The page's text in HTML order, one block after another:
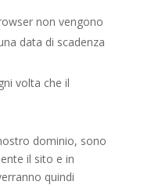
non vengono
data di scadenza
volta che il
dominio, sono
il sito e in
quindi